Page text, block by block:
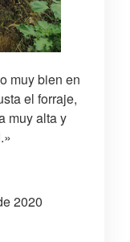
muy bien en
el forraje,
muy alta y
2020